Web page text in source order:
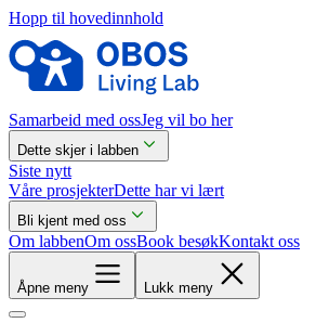
Hopp til hovedinnhold
Samarbeid med ossJeg vil bo her
Dette skjer i labben
Siste nytt
Våre prosjekterDette har vi lært
Bli kjent med oss
Om labbenOm ossBook besøkKontakt oss
Åpne meny Lukk meny